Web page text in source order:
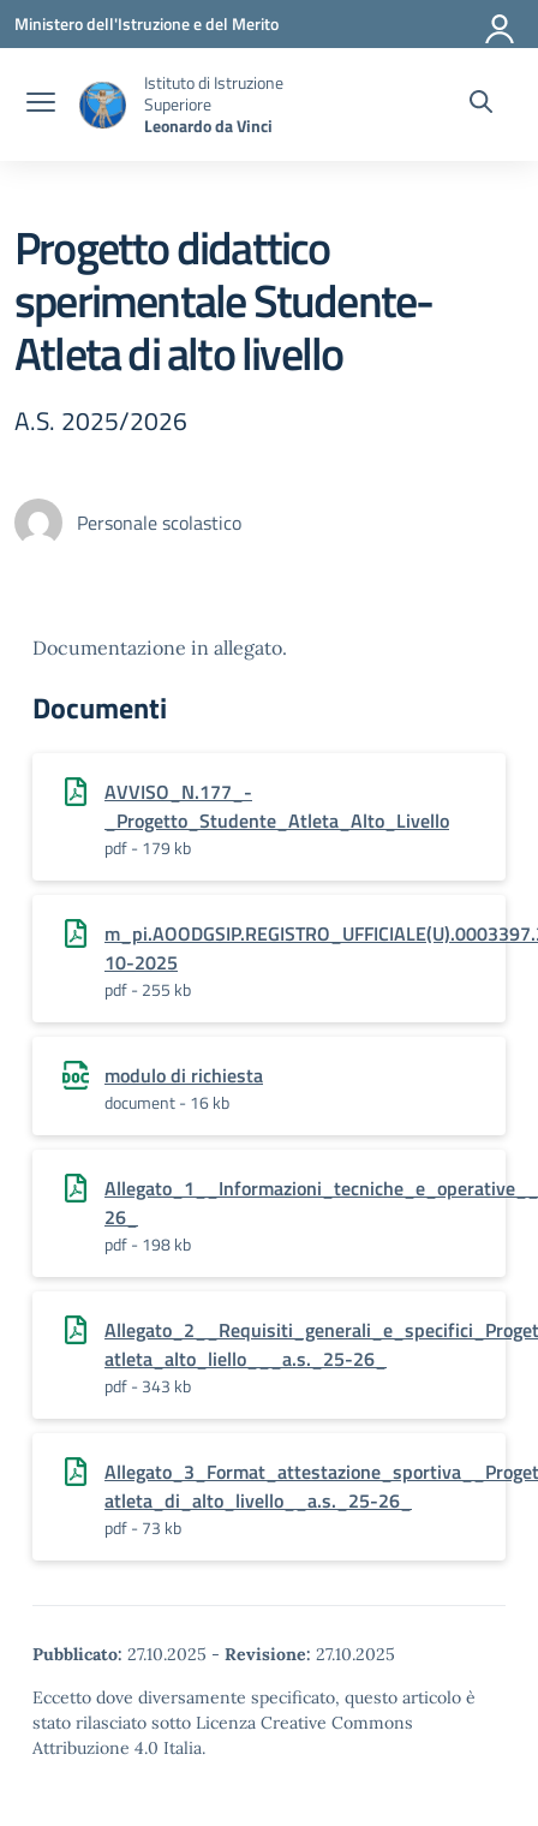
Vai ai contenuti
Vai al menu di navigazione
Vai al footer
Ministero dell'Istruzione e del Merito
Istituto di Istruzione
Superiore
Leonardo da Vinci
Progetto didattico
sperimentale Studente-
Atleta di alto livello
A.S. 2025/2026
Personale scolastico
Documentazione in allegato.
Documenti
AVVISO_N.177_-
_Progetto_Studente_Atleta_Alto_Livello
pdf - 179 kb
10-2025
pdf - 255 kb
modulo di richiesta
document - 16 kb
26_
pdf - 198 kb
atleta_alto_liello___a.s._25-26_
pdf - 343 kb
atleta_di_alto_livello__a.s._25-26_
pdf - 73 kb
Pubblicato: 27.10.2025 - Revisione: 27.10.2025
Eccetto dove diversamente specificato, questo articolo è
stato rilasciato sotto Licenza Creative Commons
Attribuzione 4.0 Italia.